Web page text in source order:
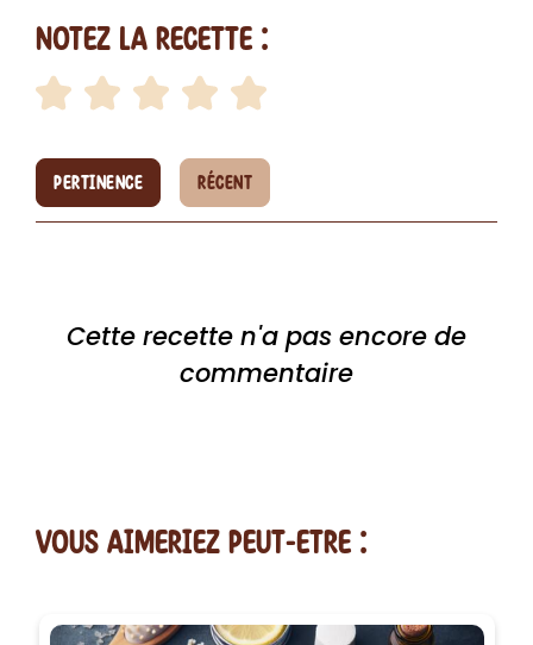
Notez la recette :
PERTINENCE RÉCENT
Cette recette n'a pas encore de
commentaire
vous AIMERiEZ PEUT-ETRE :